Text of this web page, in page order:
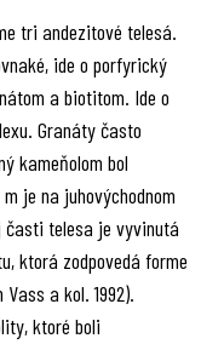
tri andezitové telesá.
ide o porfyrický
a biotitom. Ide o
Granáty často
kameňolom bol
je na juhovýchodnom
časti telesa je vyvinutá
ktorá zodpovedá forme
a kol. 1992).
ktoré boli